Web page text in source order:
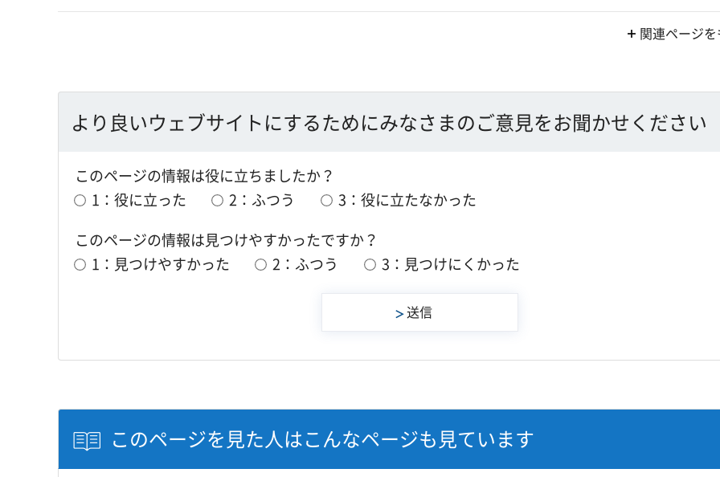
関連ページ
より良いウェブサイトにするためにみなさまのご意見をお聞かせください
このページの情報は役に立ちましたか？
1：役に立った
2：ふつう
3：役に立たなかった
このページの情報は見つけやすかったですか？
1：見つけやすかった
2：ふつう 3：見つけにくかった
このページを見た人はこんなページも見ています